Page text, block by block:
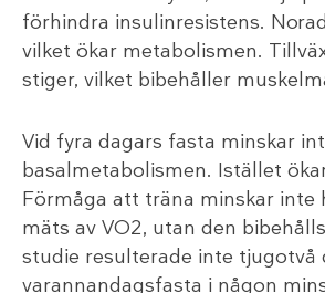
förhindra insulinresistens.
vilket ökar metabolismen.
stiger, vilket bibehåller
Vid fyra dagars fasta minskar
basalmetabolismen. Istället
Förmåga att träna minskar inte
mäts av VO2, utan den
studie resulterade inte tjugotvå
varannandagsfasta i någon